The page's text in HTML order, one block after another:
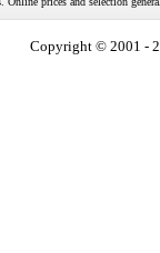
Copyright © 2001 -